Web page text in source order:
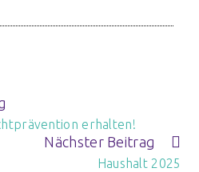
erhalten!
Nächster Beitrag
Haushalt 2025